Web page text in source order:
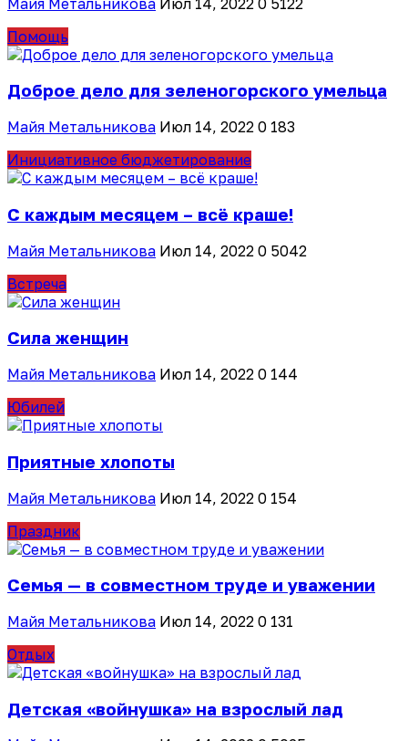
Помощь
Доброе дело для зеленогорского умельца
Майя Метальникова Июл 14, 2022 0 183
Инициативное бюджетирование
С каждым месяцем – всё краше!
Майя Метальникова Июл 14, 2022 0 5042
Встреча
Сила женщин
Майя Метальникова Июл 14, 2022 0 144
Юбилей
Приятные хлопоты
Майя Метальникова Июл 14, 2022 0 154
Праздник
Семья — в совместном труде и уважении
Майя Метальникова Июл 14, 2022 0 131
Отдых
Детская «войнушка» на взрослый лад